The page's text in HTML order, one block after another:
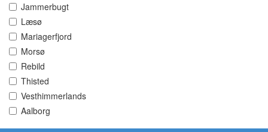
Jammerbugt
Læsø
Mariagerfjord
Morsø
Rebild
Thisted
Vesthimmerlands
Aalborg